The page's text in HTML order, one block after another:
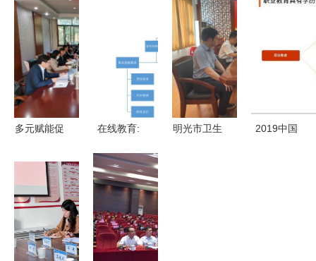
电职业技术
学院调研交
流非学历职
业技能培训
服务
迁移，非学
历技能提升
同步护航
大学涉外学
院全日制航
空服务职业
技能培训项
目招生简章
（非学历教
仍占大头，
务悄然崛起
多元赋能促
校召开非学
历教育培训
工作推进会
在线教育:
风口离我们
还有多远?
明光市卫生
2019中国